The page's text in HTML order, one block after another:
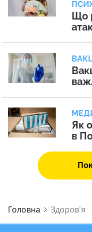
Що
Як
в
Головна Здоров'я